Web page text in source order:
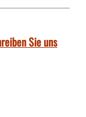
Sie uns